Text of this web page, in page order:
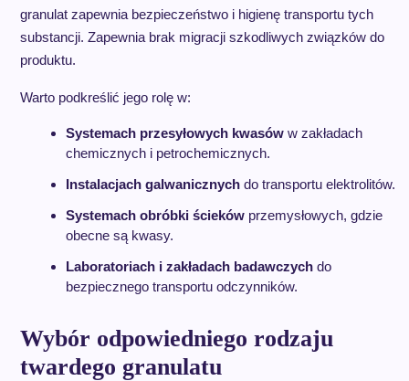
granulat zapewnia bezpieczeństwo i higienę transportu tych
substancji. Zapewnia brak migracji szkodliwych związków do
produktu.
Warto podkreślić jego rolę w:
Systemach przesyłowych kwasóww zakładach
chemicznych i petrochemicznych.
Instalacjach galwanicznychdo transportu elektrolitów.
Systemach obróbki ściekówprzemysłowych, gdzie
obecne są kwasy.
Laboratoriach i zakładach badawczychdo
bezpiecznego transportu odczynników.
Wybór odpowiedniego rodzaju
twardego granulatu